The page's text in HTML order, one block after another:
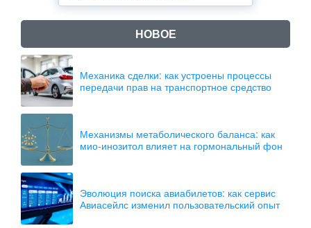
НОВОЕ
Механика сделки: как устроены процессы
передачи прав на транспортное средство
Механизмы метаболического баланса: как
мио-инозитол влияет на гормональный фон
Эволюция поиска авиабилетов: как сервис
Авиасейлс изменил пользовательский опыт